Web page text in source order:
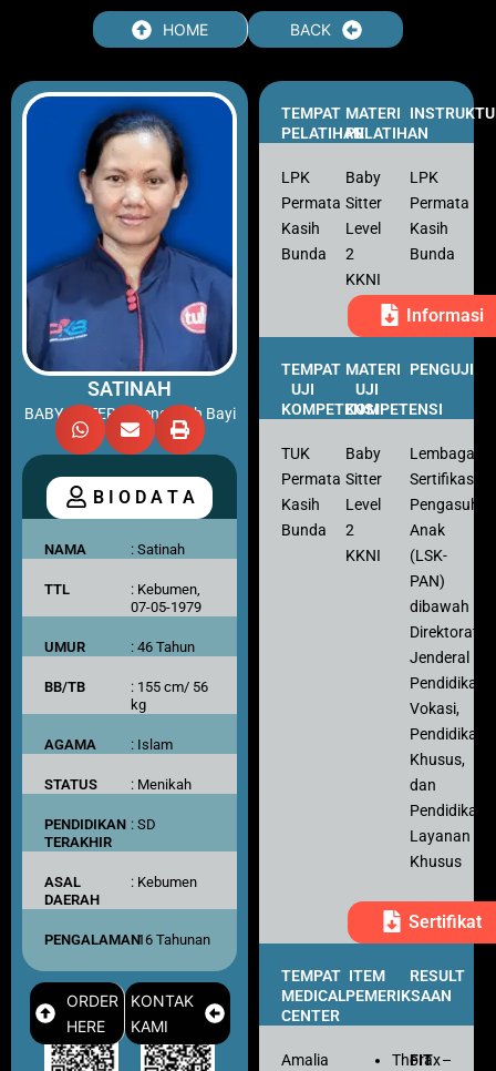
HOME BACK
SATINAH
BABY SITTER – Pengasuh Bayi
B I O D A T A
NAMA : Satinah
TTL
: Kebumen,
07-05-1979
UMUR : 46 Tahun
BB/TB
: 155 cm/ 56
kg
AGAMA : Islam
STATUS : Menikah
PENDIDIKAN
TERAKHIR
: SD
ASAL
DAERAH
: Kebumen
PENGALAMAN: 16 Tahunan
ORDER
HERE
KONTAK
KAMI
TEMPAT
PELATIHAN
MATERI
PELATIHAN
LPK
Permata
Kasih
Bunda
Baby
Sitter
Level
2
KKNI
LPK
Permata
Kasih
Bunda
Informasi
TEMPAT
UJI
KOMPETENSI
MATERI
UJI
KOMPETENSI
PENGUJI
TUK
Permata
Kasih
Bunda
Baby
Sitter
Level
2
KKNI
Lembaga
Sertifikasi
Pengasuh
Anak
(LSK-
PAN)
dibawah
Direktorat
Jenderal
Pendidikan
Vokasi,
Pendidikan
Khusus,
dan
Pendidikan
Layanan
Khusus
Sertifikat
TEMPAT
MEDICAL
CENTER
ITEM
PEMERIKSAAN
RESULT
Amalia
Thorax
FIT–